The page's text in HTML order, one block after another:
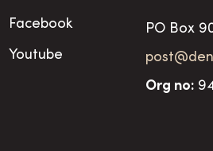
Facebook
Youtube
PO Box
Org no: